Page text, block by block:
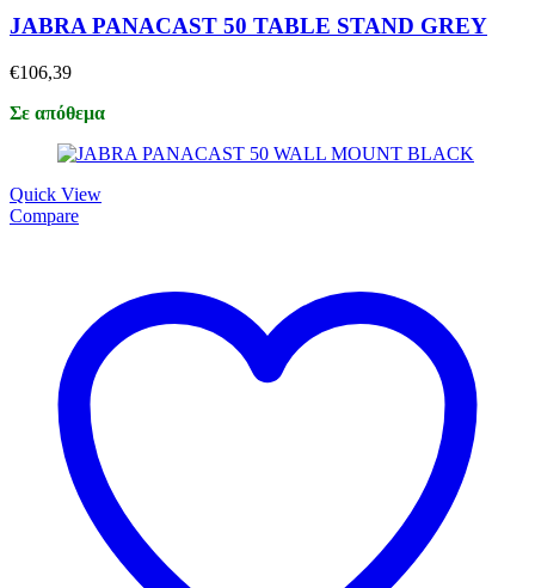
JABRA PANACAST 50 TABLE STAND GREY
€106,39
Σε απόθεμα
Quick View
Compare